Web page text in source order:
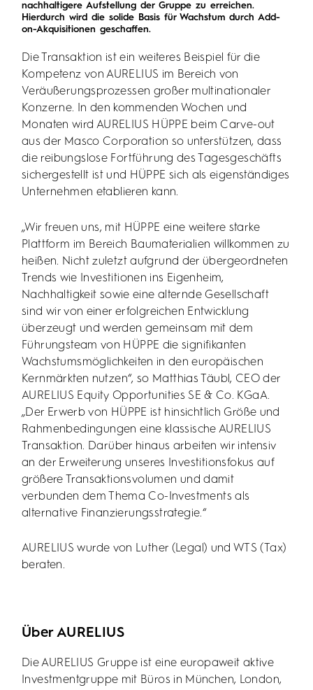
nachhaltigere Aufstellung der Gruppe zu erreichen.
Hierdurch wird die solide Basis für Wachstum durch Add-
on-Akquisitionen geschaffen.
Die Transaktion ist ein weiteres Beispiel für die
Kompetenz von AURELIUS im Bereich von
Veräußerungsprozessen großer multinationaler
Konzerne. In den kommenden Wochen und
Monaten wird AURELIUS HÜPPE beim Carve-out
aus der Masco Corporation so unterstützen, dass
die reibungslose Fortführung des Tagesgeschäfts
sichergestellt ist und HÜPPE sich als eigenständiges
Unternehmen etablieren kann.
„Wir freuen uns, mit HÜPPE eine weitere starke
Plattform im Bereich Baumaterialien willkommen zu
heißen. Nicht zuletzt aufgrund der übergeordneten
Trends wie Investitionen ins Eigenheim,
Nachhaltigkeit sowie eine alternde Gesellschaft
sind wir von einer erfolgreichen Entwicklung
überzeugt und werden gemeinsam mit dem
Führungsteam von HÜPPE die signifikanten
Wachstumsmöglichkeiten in den europäischen
Kernmärkten nutzen“, so Matthias Täubl, CEO der
AURELIUS Equity Opportunities SE & Co. KGaA.
„Der Erwerb von HÜPPE ist hinsichtlich Größe und
Rahmenbedingungen eine klassische AURELIUS
Transaktion. Darüber hinaus arbeiten wir intensiv
an der Erweiterung unseres Investitionsfokus auf
größere Transaktionsvolumen und damit
verbunden dem Thema Co-Investments als
alternative Finanzierungsstrategie.“
AURELIUS wurde von Luther (Legal) und WTS (Tax)
beraten.
Über AURELIUS
Die AURELIUS Gruppe ist eine europaweit aktive
Investmentgruppe mit Büros in München, London,